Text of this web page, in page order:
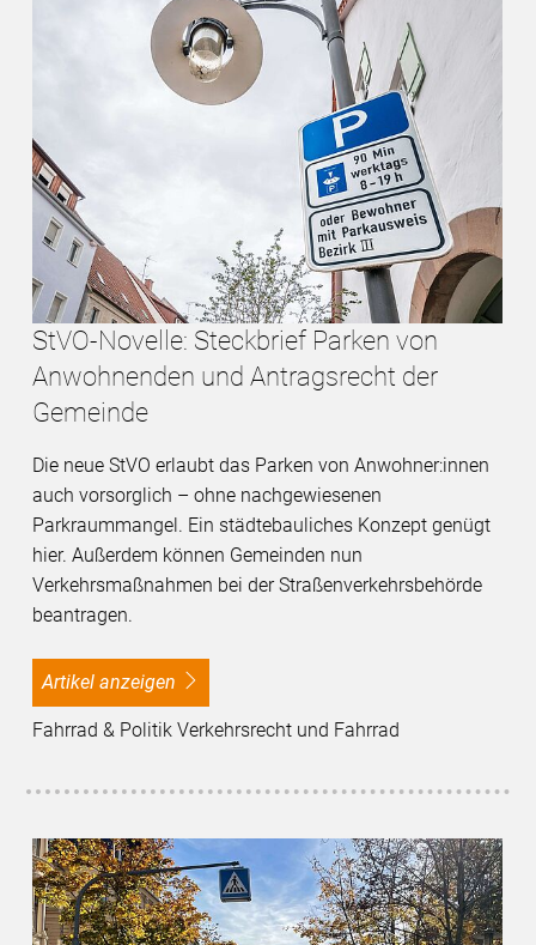
StVO-Novelle: Steckbrief Parken von
Anwohnenden und Antragsrecht der
Gemeinde
Die neue StVO erlaubt das Parken von Anwohner:innen
auch vorsorglich – ohne nachgewiesenen
Parkraummangel. Ein städtebauliches Konzept genügt
hier. Außerdem können Gemeinden nun
Verkehrsmaßnahmen bei der Straßenverkehrsbehörde
beantragen.
Artikel anzeigen
Fahrrad & Politik Verkehrsrecht und Fahrrad